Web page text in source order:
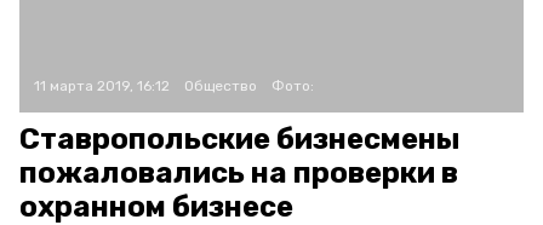
11 марта 2019, 16:12 Общество Фото:
Ставропольские бизнесмены
пожаловались на проверки в
охранном бизнесе